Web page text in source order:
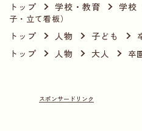
トップ 学校・教育 学校
子・立て看板）
トップ 人物 子ども
トップ 人物 大人 卒